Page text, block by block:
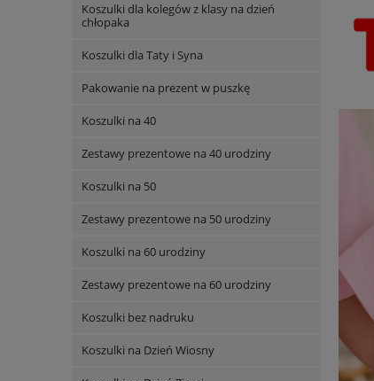
Koszulki dla kolegów z klasy na dzień
chłopaka
Koszulki dla Taty i Syna
Pakowanie na prezent w puszkę
Koszulki na 40
Zestawy prezentowe na 40 urodziny
Koszulki na 50
Zestawy prezentowe na 50 urodziny
Koszulki na 60 urodziny
Zestawy prezentowe na 60 urodziny
Koszulki bez nadruku
Koszulki na Dzień Wiosny